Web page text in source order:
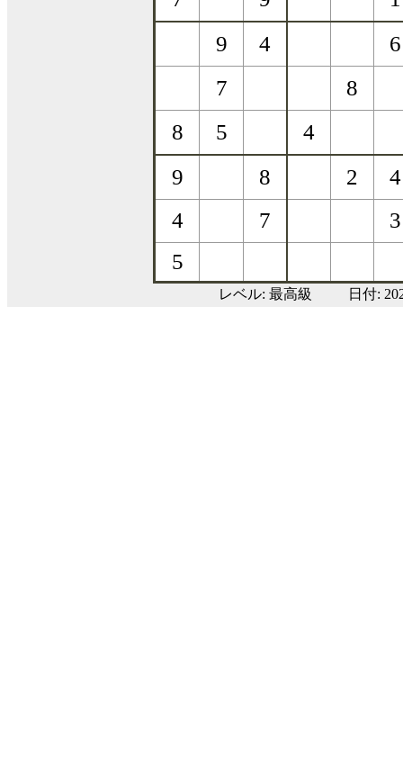
レベル: 最高級 日付: